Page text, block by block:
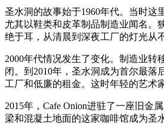
圣水洞的故事始于1960年代。当时这
尤其以鞋类和皮革制品制造业闻名。
绝于耳，从清晨到深夜工厂的灯光从
2000年代情况发生了变化。制造业转
闭。到2010年，圣水洞成为首尔最落
工厂和低廉的租金。这时年轻的艺术
2015年，Cafe Onion进驻了一座旧金
梁和混凝土地面的这家咖啡馆成为圣